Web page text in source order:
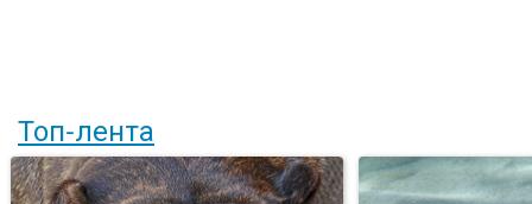
Топ-лента